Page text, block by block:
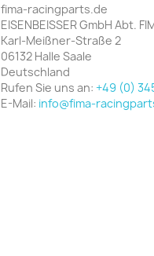
fima-racingparts.de
EISENBEISSER GmbH Abt.
Karl-Meißner-Straße 2
06132 Halle Saale
Deutschland
Rufen Sie uns an:+49 (0)
E-Mail: info@fima-